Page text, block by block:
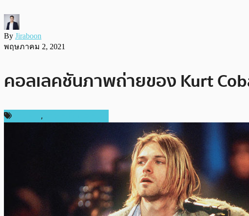
By Jiraboon
พฤษภาคม 2, 2021
คอลเลคชันภาพถ่ายของ Kurt
,